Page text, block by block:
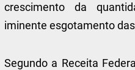
crescimento da
iminente esgotamento
Segundo a Receita